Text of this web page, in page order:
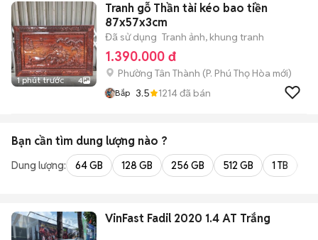
1 phút trước 4
Tranh gỗ Thần tài kéo bao tiền
87x57x3cm
Đã sử dụng Tranh ảnh, khung tranh
1.390.000 đ
Phường Tân Thành (P. Phú Thọ Hòa mới)
Bắp 3.5 1214đã bán
Bạn cần tìm dung lượng nào ?
Dung lượng: 64 GB 128 GB 256 GB 512 GB 1 TB
VinFast Fadil 2020 1.4 AT Trắng